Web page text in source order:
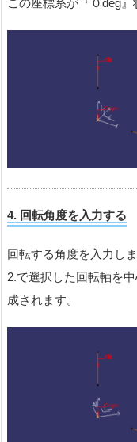
この座標系が『０deg』
4. 回転角度を入力する
回転する角度を入力しま
2.で選択した回転軸を
成されます。